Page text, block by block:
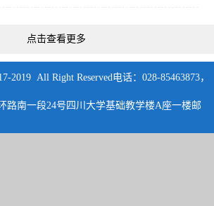
点击查看更多
2019 All Right Reserved电话：028-85463873，
路南一段24号四川大学基础教学楼A座一楼邮